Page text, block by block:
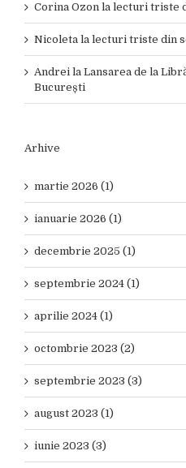
Corina Ozon la lecturi triste
Nicoleta la lecturi triste din
Andrei la Lansarea de la
București
Arhive
martie 2026 (1)
ianuarie 2026 (1)
decembrie 2025 (1)
septembrie 2024 (1)
aprilie 2024 (1)
octombrie 2023 (2)
septembrie 2023 (3)
august 2023 (1)
iunie 2023 (3)